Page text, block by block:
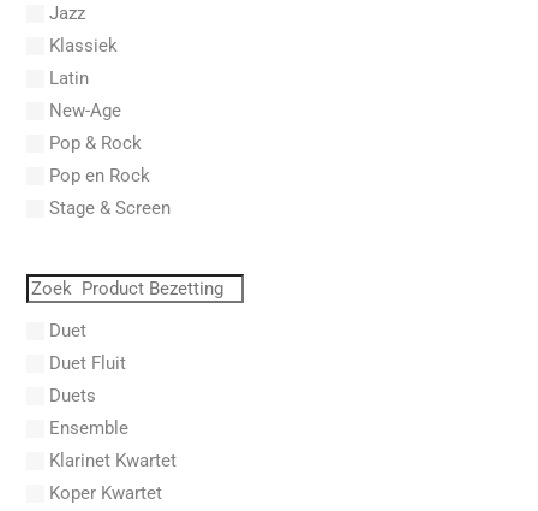
Abel, Lex
Aberg, Johan Ludvig
Aboucaya, Christian
Aboulker, Isabelle
Abraham, Paul
Abrams, Lester
Abreu, Zequinha
Absil, Jean
AC/DC
Acker, Dieter
Acosta, Omar
Jazz
Klassiek
Latin
New-Age
Pop & Rock
Pop en Rock
Stage & Screen
Duet
Duet Fluit
Duets
Ensemble
Klarinet Kwartet
Koper Kwartet